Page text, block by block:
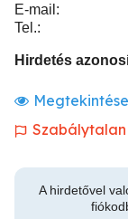
E-mail:
Tel.:
Hirdetés
A hirdetővel